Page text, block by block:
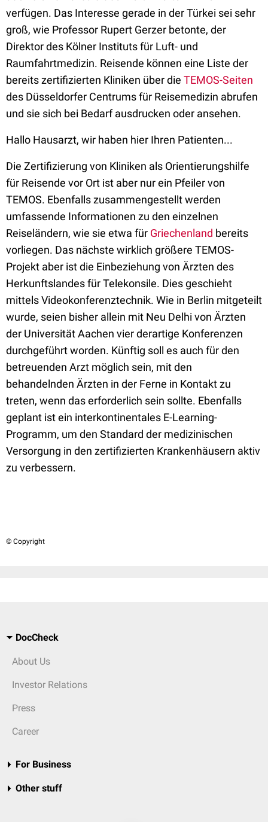
verfügen. Das Interesse gerade in der Türkei sei sehr
groß, wie Professor Rupert Gerzer betonte, der
Direktor des Kölner Instituts für Luft- und
Raumfahrtmedizin. Reisende können eine Liste der
bereits zertifizierten Kliniken über die TEMOS-Seiten
des Düsseldorfer Centrums für Reisemedizin abrufen
und sie sich bei Bedarf ausdrucken oder ansehen.
Hallo Hausarzt, wir haben hier Ihren Patienten...
Die Zertifizierung von Kliniken als Orientierungshilfe
für Reisende vor Ort ist aber nur ein Pfeiler von
TEMOS. Ebenfalls zusammengestellt werden
umfassende Informationen zu den einzelnen
Reiseländern, wie sie etwa für Griechenland bereits
vorliegen. Das nächste wirklich größere TEMOS-
Projekt aber ist die Einbeziehung von Ärzten des
Herkunftslandes für Telekonsile. Dies geschieht
mittels Videokonferenztechnik. Wie in Berlin mitgeteilt
wurde, seien bisher allein mit Neu Delhi von Ärzten
der Universität Aachen vier derartige Konferenzen
durchgeführt worden. Künftig soll es auch für den
betreuenden Arzt möglich sein, mit den
behandelnden Ärzten in der Ferne in Kontakt zu
treten, wenn das erforderlich sein sollte. Ebenfalls
geplant ist ein interkontinentales E-Learning-
Programm, um den Standard der medizinischen
Versorgung in den zertifizierten Krankenhäusern aktiv
zu verbessern.
© Copyright
DocCheck
About Us
Investor Relations
Press
Career
For Business
Other stuff